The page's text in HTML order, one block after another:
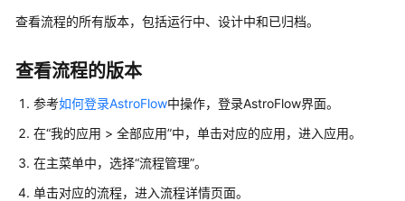
品
绍
计
费
明
查看流程的所有版本，包括运行中、设计中和已归档。
查看流程的版本
参考如何登录AstroFlow中操作，登录AstroFlow界面。
在“我的应用 > 全部应用”中，单击对应的应用，进入应用。
在主菜单中，选择“流程管理”。
单击对应的流程，进入流程详情页面。